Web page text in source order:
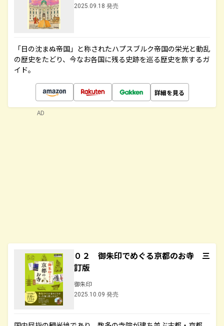
2025.09.18 発売
「日の沈まぬ帝国」と称されたハプスブルク帝国の栄光と動乱
の歴史をたどり、今なお各国に残る史跡を巡る歴史を旅するガ
イド。
詳細を見る
０２ 御朱印でめぐる京都のお寺 三
訂版
御朱印
2025.10.09 発売
AD